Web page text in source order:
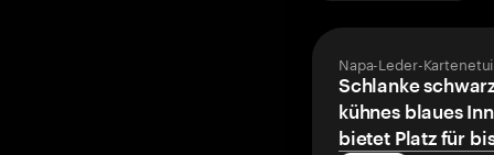
Napa-Leder-
Schlanke
kühnes blaues
bietet Platz für